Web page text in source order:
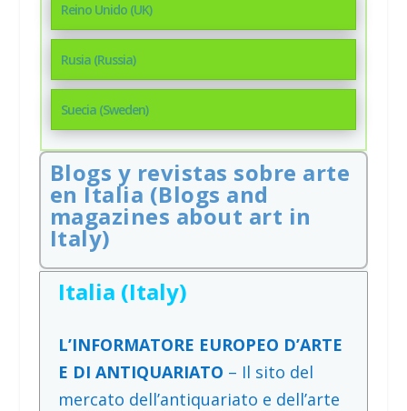
Reino Unido (UK)
Rusia (Russia)
Suecia (Sweden)
Blogs y revistas sobre arte
en Italia (Blogs and
magazines about art in
Italy)
Italia (Italy)
L’INFORMATORE EUROPEO D’ARTE
E DI ANTIQUARIATO – Il sito del
mercato dell’antiquariato e dell’arte